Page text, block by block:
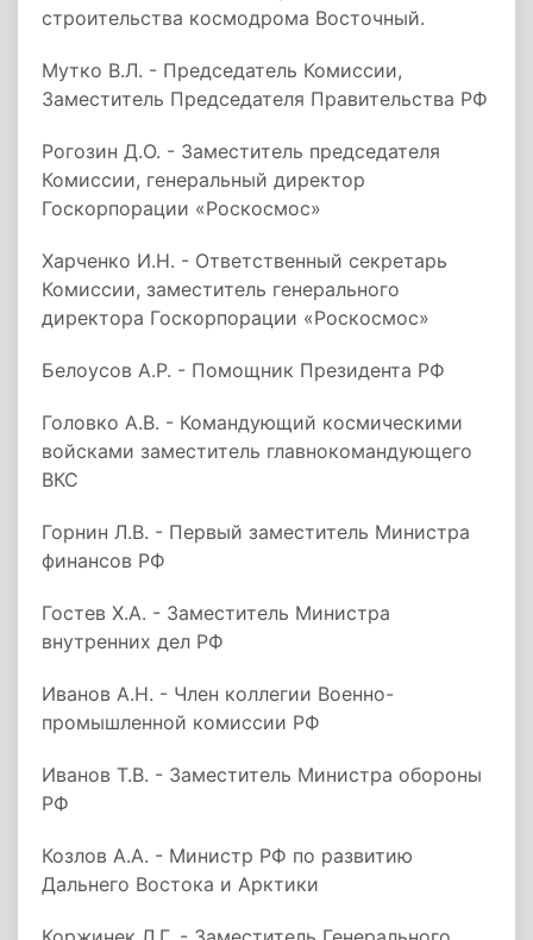
строительства космодрома Восточный.
Мутко В.Л. - Председатель Комиссии,
Заместитель Председателя Правительства РФ
Рогозин Д.О. - Заместитель председателя
Комиссии, генеральный директор
Госкорпорации «Роскосмос»
Харченко И.Н. - Ответственный секретарь
Комиссии, заместитель генерального
директора Госкорпорации «Роскосмос»
Белоусов А.Р. - Помощник Президента РФ
Головко А.В. - Командующий космическими
войсками заместитель главнокомандующего
ВКС
Горнин Л.В. - Первый заместитель Министра
финансов РФ
Гостев Х.А. - Заместитель Министра
внутренних дел РФ
Иванов А.Н. - Член коллегии Военно-
промышленной комиссии РФ
Иванов Т.В. - Заместитель Министра обороны
РФ
Козлов А.А. - Министр РФ по развитию
Дальнего Востока и Арктики